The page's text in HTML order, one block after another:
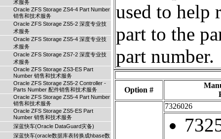
术服务
Oracle ZFS Storage ZS4-4 Part Number
销售和技术服务
Oracle ZFS Storage ZS5-2 深度专业技
术服务
Oracle ZFS Storage ZS5-4 深度专业技
术服务
Oracle ZFS Storage ZS7-2 深度专业技
术服务
Oracle ZFS Storage ZS3-ES Part
Number 销售和技术服务
Oracle ZFS Storage ZS5-2 Controller -
Parts Number 配件销售和技术服务
Oracle ZFS Storage ZS5-4 Part Number
销售和技术服务
Oracle ZFS Storage ZS5-ES Part
Number 销售和技术服务
深蓝快车(Oracle DataGuard灾备)
深蓝快车(oracle数据库表转换成hbase数
used to help
part to the
part number.
Option #
7326026